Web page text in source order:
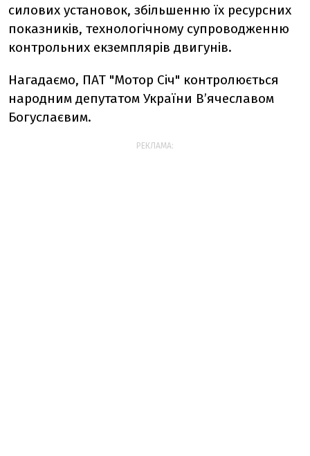
силових установок, збільшенню їх ресурсних
показників, технологічному супроводженню
контрольних екземплярів двигунів.
Нагадаємо, ПАТ "Мотор Січ" контролюється
народним депутатом України В’ячеславом
Богуслаєвим.
РЕКЛАМА: